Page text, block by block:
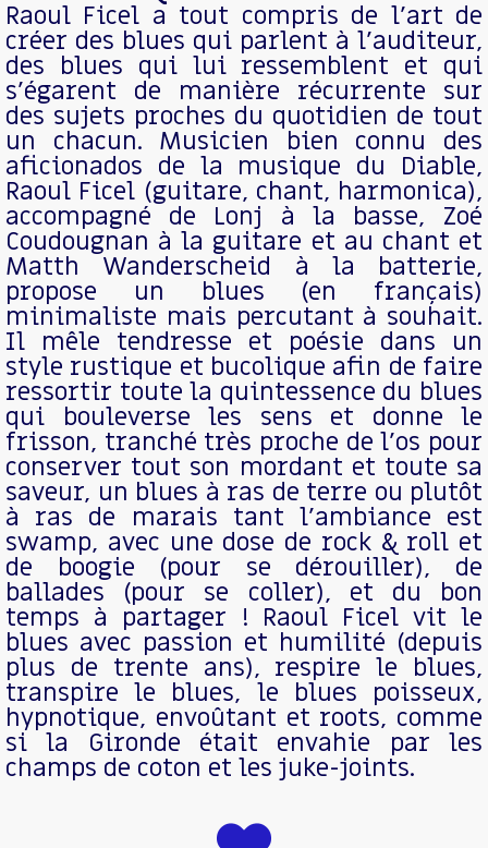
Raoul Ficel a tout compris de l’art de
créer des blues qui parlent à l’auditeur,
des blues qui lui ressemblent et qui
s’égarent de manière récurrente sur
des sujets proches du quotidien de tout
un chacun. Musicien bien connu des
aficionados de la musique du Diable,
Raoul Ficel (guitare, chant, harmonica),
accompagné de Lonj à la basse, Zoé
Coudougnan à la guitare et au chant et
Matth Wanderscheid à la batterie,
propose un blues (en français)
minimaliste mais percutant à souhait.
Il mêle tendresse et poésie dans un
style rustique et bucolique afin de faire
ressortir toute la quintessence du blues
qui bouleverse les sens et donne le
frisson, tranché très proche de l’os pour
conserver tout son mordant et toute sa
saveur, un blues à ras de terre ou plutôt
à ras de marais tant l’ambiance est
swamp, avec une dose de rock & roll et
de boogie (pour se dérouiller), de
ballades (pour se coller), et du bon
temps à partager ! Raoul Ficel vit le
blues avec passion et humilité (depuis
plus de trente ans), respire le blues,
transpire le blues, le blues poisseux,
hypnotique, envoûtant et roots, comme
si la Gironde était envahie par les
champs de coton et les juke-joints.